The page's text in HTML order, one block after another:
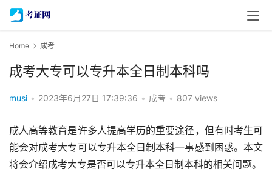
Home 成考
成考大专可以专升本全日制本科吗
musi • 2023年6月27日 17:39:36 • 成考 • 807 views
成人高等教育是许多人提高学历的重要途径，但有时考生可
能会对成考大专可以专升本全日制本科一事感到困惑。本文
将会介绍成考大专是否可以专升本全日制本科的相关问题。